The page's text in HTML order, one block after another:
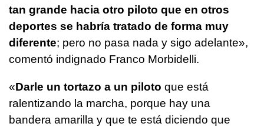
tan grande hacia otro piloto que en otros
deportes se habría tratado de forma muy
diferente; pero no pasa nada y sigo adelante»,
comentó indignado Franco Morbidelli.
«Darle un tortazo a un piloto que está
ralentizando la marcha, porque hay una
bandera amarilla y que te está diciendo que